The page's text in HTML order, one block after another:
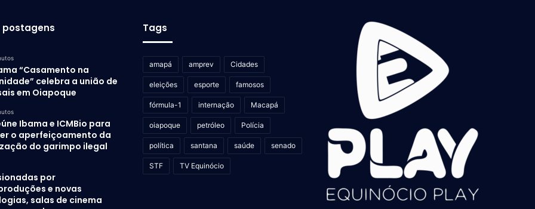
postagens
“Casamento na
celebra a união de
em Oiapoque
Ibama e ICMBio para
o aperfeiçoamento da
do garimpo ilegal
por
e novas
salas de cinema
Tags
amapá amprev Cidades
eleições esporte famosos
fórmula-1 internação Macapá
oiapoque petróleo Polícia
política santana saúde senado
STF TV Equinócio